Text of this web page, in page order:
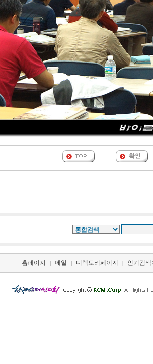
홈페이지 | 메일 | 디렉토리페이지 | 인기검색